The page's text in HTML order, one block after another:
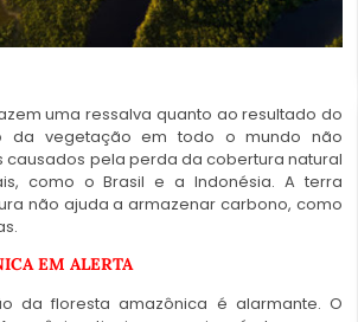
uma ressalva quanto ao resultado do
da vegetação em todo o mundo não
causados ​​pela perda da cobertura natural
como o Brasil e a Indonésia. A terra
não ajuda a armazenar carbono, como
EM ALERTA
da floresta amazônica é alarmante. O